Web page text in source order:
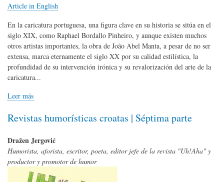
Article in English
En la caricatura portuguesa, una figura clave en su historia se sitúa en el
siglo XIX, como Raphael Bordallo Pinheiro, y aunque existen muchos
otros artistas importantes, la obra de João Abel Manta, a pesar de no ser
extensa, marca eternamente el siglo XX por su calidad estilística, la
profundidad de su intervención irónica y su revalorización del arte de la
caricatura...
Leer más
Revistas humorísticas croatas | Séptima parte
Dražen Jergović
Humorista, aforista, escritor, poeta, editor jefe de la revista "Uh!Aha" y
productor y promotor de humor